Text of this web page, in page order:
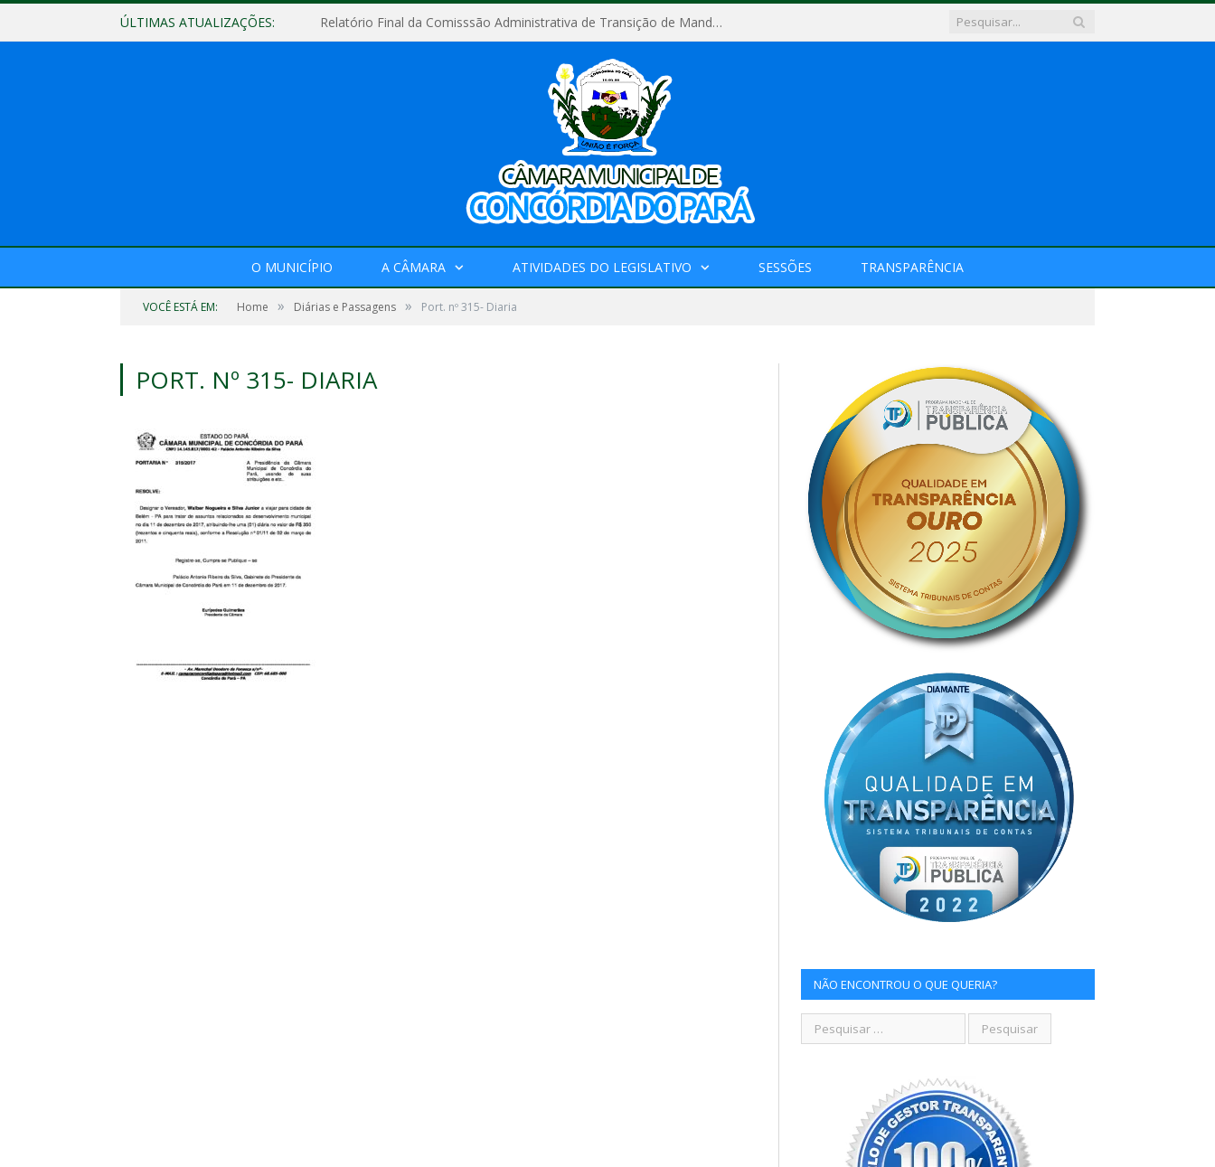
ÚLTIMAS ATUALIZAÇÕES: Relatório Final da Comisssão Administrativa de Transição de Mandato do Poder Legislativo do Município de Concórdia do Pará
O MUNICÍPIO A CÂMARA ATIVIDADES DO LEGISLATIVO SESSÕES TRANSPARÊNCIA
VOCÊ ESTÁ EM: Home » Diárias e Passagens » Port. nº 315- Diaria
PORT. Nº 315- DIARIA
NÃO ENCONTROU O QUE QUERIA?